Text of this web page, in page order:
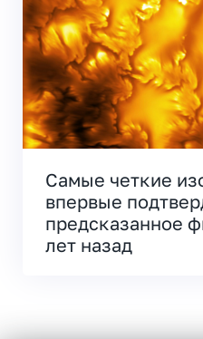
Самые четкие
впервые
предсказанное
лет назад